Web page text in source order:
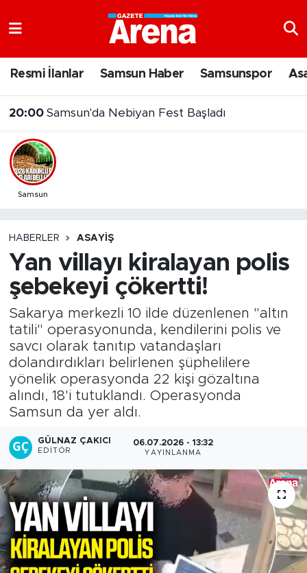
Resmi İlanlar Samsun Haber Samsunspor
20:00 Samsun'da Nebiyan Fest Başladı
Samsun
HABERLER ASAYIŞ
Yan villayı kiralayan polis
şebekeyi çökertti!
Sakarya merkezli 10 ilde düzenlenen "altın
tatili" operasyonunda, kendilerini polis ve
savcı olarak tanıtıp vatandaşları
dolandırdıkları belirlenen şüphelilere
yönelik operasyonda 22 kişi gözaltına
alındı, 18'i tutuklandı. Operasyonda
Samsun da yer aldı.
GÜLNAZ ÇAKICI
EDITÖR
06.07.2026 - 13:32
YAYINLANMA
Samsun Namaz Vakitleri
Trafik Durumu
Süper Lig Puan Durumu ve Fikstür
Son Dakika Haberleri
Haber Arşivi